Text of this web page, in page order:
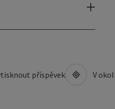
příspěvek V